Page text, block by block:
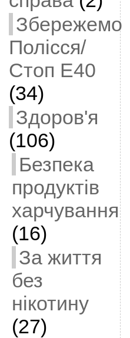
Збережемо
Полісся/
Стоп Е40
(34)
Здоров'я
(106)
Безпека
продуктів
харчування
(16)
За життя
без
нікотину
(27)